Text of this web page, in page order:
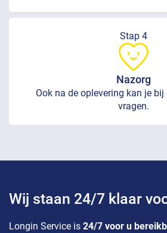
Stap 4
Nazorg
Ook na de oplevering kan je
vragen.
Wij staan 24/7 klaar
Longin Service is 24/7 voor u